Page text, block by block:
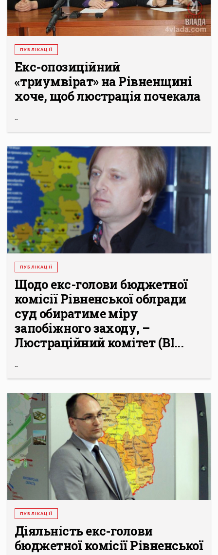
ПУБЛІКАЦІЇ
Екс-опозиційний
«триумвірат» на Рівненщині
хоче, щоб люстрація почекала
...
ПУБЛІКАЦІЇ
Щодо екс-голови бюджетної
комісії Рівненської облради
суд обиратиме міру
запобіжного заходу, –
Люстраційний комітет (ВІ...
...
ПУБЛІКАЦІЇ
Діяльність екс-голови
бюджетної комісії Рівненської